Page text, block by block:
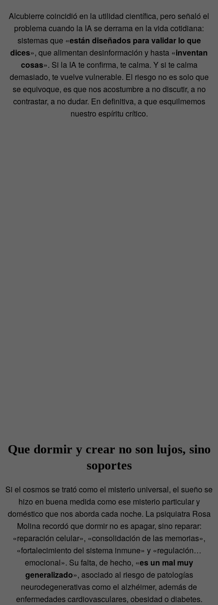
Alcubierre coincidió en la utilidad científica, pero señaló el
problema cuando la IA se derrama en la vida cotidiana:
sistemas que «están diseñados para validar lo que
dices», que alimentan desinformación y hasta «inventan
cosas». Si la IA te confirma, te calma. Y si te calma
demasiado, te vuelve vulnerable. El riesgo no es solo que
se equivoque, es que nos acostumbre a no discutir, a no
contrastar, a no dudar. En definitiva, a que esquilmemos
nuestro espíritu crítico.
Que dormir y crear no son lujos, sino
soportes
Si el cosmos se trató como el misterio universal, el sueño se
hizo en buena medida como ese misterio particular y
doméstico que nos aborda cada noche. La psiquiatra Rosa
Molina recordó que dormir no es apagar, sino reparar:
«reparación celular», «consolidación de las memorias»,
«fortalecimiento del sistema inmune» y «regulación…
emocional». Su falta, de hecho, «es un mal muy
generalizado», asociado al riesgo de patologías
neurodegenerativas como el alzhéimer, además de
enfermedades cardiovasculares, obesidad o diabetes.